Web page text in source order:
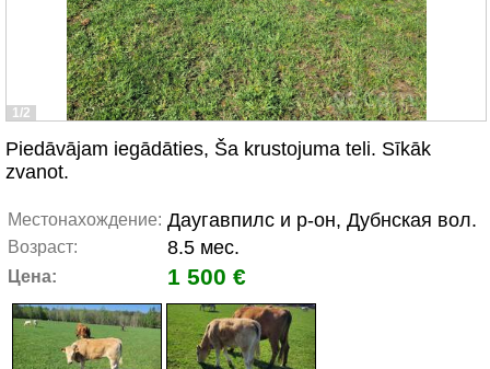
1/2
Piedāvājam iegādāties, Ša krustojuma teli. Sīkāk
zvanot.
Местонахождение: Даугавпилс и р-он, Дубнская вол.
Возраст: 8.5 мес.
Цена: 1 500 €